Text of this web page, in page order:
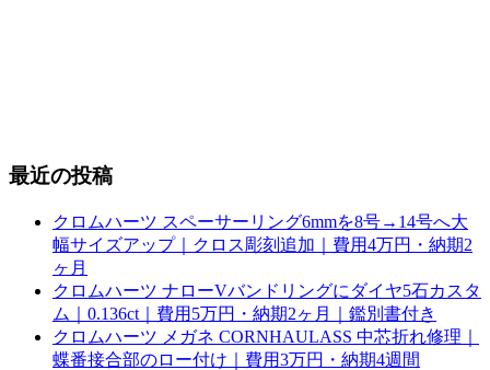
最近の投稿
クロムハーツ スペーサーリング6mmを8号→14号へ大
幅サイズアップ｜クロス彫刻追加｜費用4万円・納期2
ヶ月
クロムハーツ ナローVバンドリングにダイヤ5石カスタ
ム｜0.136ct｜費用5万円・納期2ヶ月｜鑑別書付き
クロムハーツ メガネ CORNHAULASS 中芯折れ修理｜
蝶番接合部のロー付け｜費用3万円・納期4週間